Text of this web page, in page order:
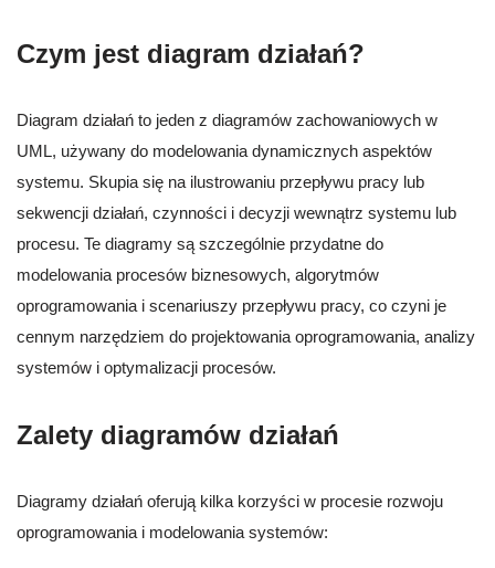
Czym jest diagram działań?
Diagram działań to jeden z diagramów zachowaniowych w
UML, używany do modelowania dynamicznych aspektów
systemu. Skupia się na ilustrowaniu przepływu pracy lub
sekwencji działań, czynności i decyzji wewnątrz systemu lub
procesu. Te diagramy są szczególnie przydatne do
modelowania procesów biznesowych, algorytmów
oprogramowania i scenariuszy przepływu pracy, co czyni je
cennym narzędziem do projektowania oprogramowania, analizy
systemów i optymalizacji procesów.
Zalety diagramów działań
Diagramy działań oferują kilka korzyści w procesie rozwoju
oprogramowania i modelowania systemów: